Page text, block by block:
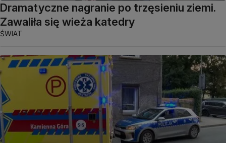
Dramatyczne nagranie po trzęsieniu ziemi.
Zawaliła się wieża katedry
ŚWIAT